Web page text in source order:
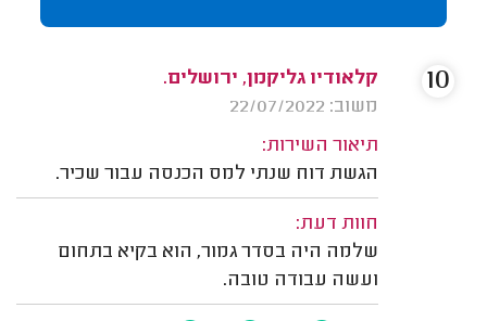
קלאודיו גליקמן, ירושלים.
משוב: 22/07/2022
תיאור השירות:
הגשת דוח שנתי למס הכנסה עבור שכיר.
חוות דעת:
שלמה היה בסדר גמור, הוא בקיא בתחום
ועשה עבודה טובה.
10